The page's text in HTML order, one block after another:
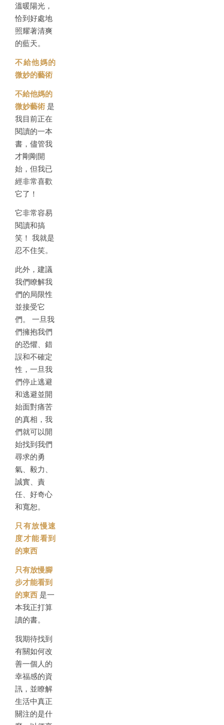
溫暖陽光，
恰到好處地
照耀著清爽
的藍天。
不給他媽的
微妙的藝術
不給他媽的
微妙藝術 是
我目前正在
閱讀的一本
書，儘管我
才剛剛開
始，但我已
經非常喜歡
它了！
它非常容易
閱讀和搞
笑！ 我就是
忍不住笑。
此外，建議
我們瞭解我
們的局限性
並接受它
們。 一旦我
們擁抱我們
的恐懼、錯
誤和不確定
性，一旦我
們停止逃避
和逃避並開
始面對痛苦
的真相，我
們就可以開
始找到我們
尋求的勇
氣、毅力、
誠實、責
任、好奇心
和寬恕。
只有放慢速
度才能看到
的東西
只有放慢腳
步才能看到
的東西 是一
本我正打算
讀的書。
我期待找到
有關如何改
善一個人的
幸福感的資
訊，並瞭解
生活中真正
關注的是什